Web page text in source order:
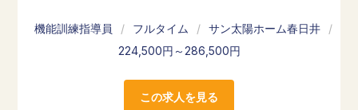
機能訓練指導員 / フルタイム / サン太陽ホーム春日井
/
224,500円～286,500円
この求人を見る